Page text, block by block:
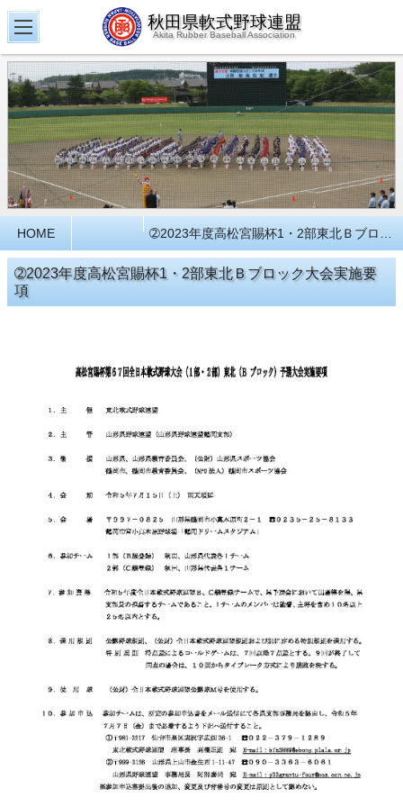
秋田県軟式野球連盟
Akita Rubber Baseball Association
HOME
➁2023年度高松宮賜杯1・2部東北Ｂブロック大会実施要
項